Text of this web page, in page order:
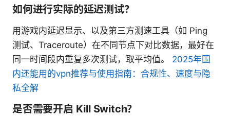
如何进行实际的延迟测试？
用游戏内延迟显示、以及第三方测速工具（如 Ping
测试、Traceroute）在不同节点下对比数据，最好在
同一时间段内重复多次测试，取平均值。 2025年国
内还能用的vpn推荐与使用指南：合规性、速度与隐
私全解
是否需要开启 Kill Switch？